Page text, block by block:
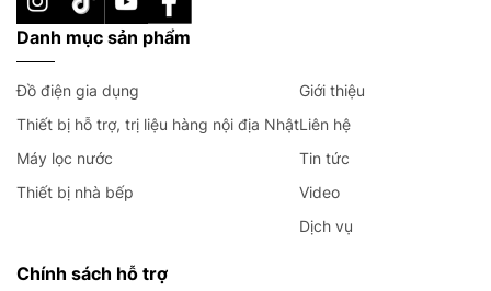
Danh mục sản phẩm
Đồ điện gia dụng
Thiết bị hỗ trợ, trị liệu hàng nội địa Nhật
Máy lọc nước
Thiết bị nhà bếp
Giới thiệu
Liên hệ
Tin tức
Video
Dịch vụ
Chính sách hỗ trợ